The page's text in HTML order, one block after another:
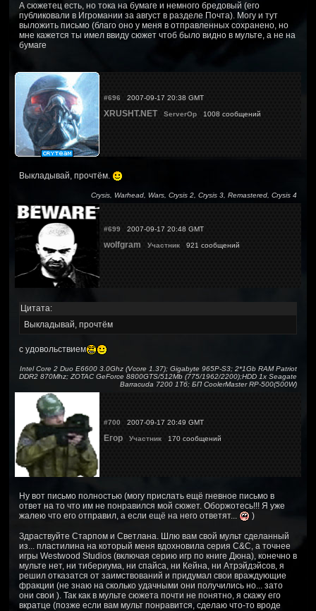
А сюжетец есть, но тока на бумаге и немного бредовый (его
публиковали в Игромании за август в разделе Почта). Могу и тут
выложить письмо (благо оно у меня в отправленных сохранено, но
мне кажется ты имел ввиду сюжет чтоб было видно в мульте, а не на
бумаге
#696 2007-09-17 20:38 GMT
XRUSHT.NET ServerOp 1008 сообщений
Выкладывай, прочтём.
Crysis, Warhead, Wars, Crysis 2, Crysis 3, Remastered, Crysis 4
#699 2007-09-17 20:48 GMT
wolfgram Участник 921 сообщений
Цитата:
Выкладывай, прочтём
с удовольствием
Intel Core 2 Duo E6600 3.0Ghz (Vcore 1.37); Gigabyte 965P-S3; 2*1Gb RAM Patriot
DDR2 870Mhz; ZOTAC GeForce 8800GTS/512Mb (775/1962/2200);HDD 1x Seagate
Barracuda 7200 1Тб; БП CoolerMaster RP-500(500W)
#700 2007-09-17 20:49 GMT
Егор Участник 170 сообщений
Ну вот письмо полностью (могу прислать ещё гневное письмо в
ответ на то что им не понравился мой сюжет. Оборжотесь!!! Я уже
жалею что его отправил, а если ещё на него ответят...
)
Здраствуйте Старпом и Светлана. Шлю вам свой мульт сделанный
из... пластилина на который меня вдохновила серия C&C, а точнее
игры Westwood Studios (включая серию игр по книге Дюна), конечно в
мульте нет, ни тибериума, ни спайса, ни Кейна, ни Атрэйдэйсов, я
решил отказатся от заимствований и придумал свои враждующие
фракции (не знаю на сколько удачными они получились но... зато
они свои ). Так как в мульте сюжета почти не понятно, я скажу его
вкратце (позже если вам мульт понравится, сделаю что-то вроде